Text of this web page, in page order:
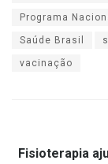
Programa
Saúde Brasil
vacinação
Fisioterapia